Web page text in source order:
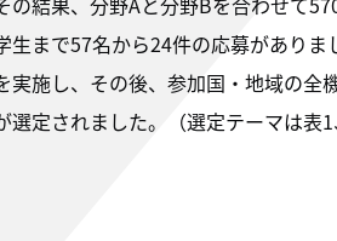
まで57名から24件の応募がありま
実施し、その後、参加国・地域の全
選定されました。（選定テーマは表